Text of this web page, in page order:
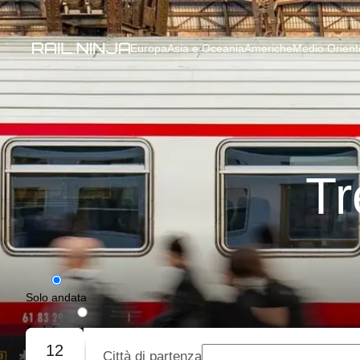
EuropaAsia e OceaniaAmericheMedio
Solo andata
Andata e ritorno
12 Città di partenza